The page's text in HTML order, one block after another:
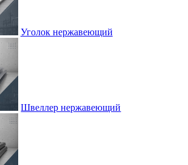
Уголок нержавеющий
Швеллер нержавеющий